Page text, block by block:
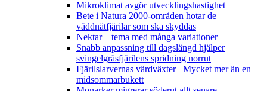
Mikroklimat avgör utvecklingshastighet
Bete i Natura 2000-områden hotar de
väddnätfjärilar som ska skyddas
Nektar – tema med många variationer
Snabb anpassning till dagslängd hjälper
svingelgräsfjärilens spridning norrut
Fjärilslarvernas värdväxter– Mycket mer än en
midsommarbukett